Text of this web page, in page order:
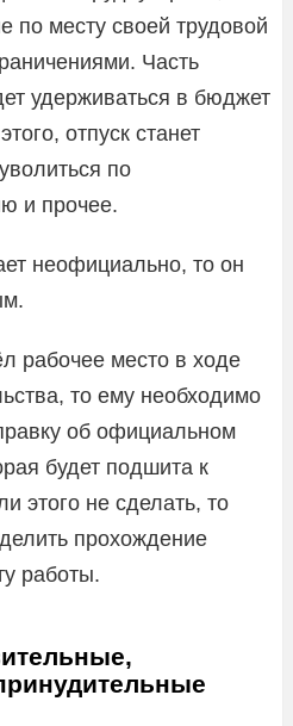
по месту своей трудовой
Часть
удерживаться в бюджет
отпуск станет
по
и прочее.
неофициально, то он
рабочее место в ходе
то ему необходимо
об официальном
будет подшита к
этого не сделать, то
прохождение
работы.